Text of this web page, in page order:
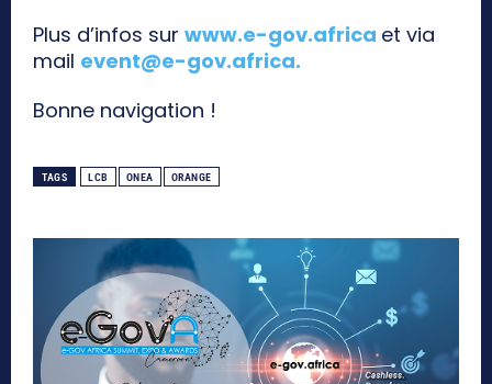
Plus d’infos sur www.e-gov.africa et via
mail event@e-gov.africa.
Bonne navigation !
TAGS LCB ONEA ORANGE